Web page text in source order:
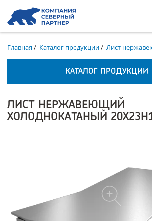
Главная/ Каталог продукции/ Лист
КАТАЛОГ ПРОДУКЦИИ
ЛИСТ НЕРЖАВЕЮЩИЙ
ХОЛОДНОКАТАНЫЙ